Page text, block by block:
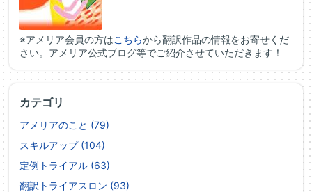
※アメリア会員の方はこちらから翻訳作品の情報をお寄せくだ
さい。アメリア公式ブログ等でご紹介させていただきます！
カテゴリ
アメリアのこと (79)
スキルアップ (104)
定例トライアル (63)
翻訳トライアスロン (93)